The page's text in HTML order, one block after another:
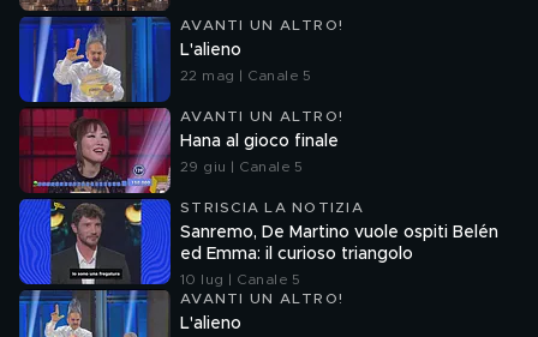
AVANTI UN ALTRO!
L'alieno
22 mag | Canale 5
AVANTI UN ALTRO!
Hana al gioco finale
29 giu | Canale 5
STRISCIA LA NOTIZIA
Sanremo, De Martino vuole ospiti Belén
ed Emma: il curioso triangolo
10 lug | Canale 5
AVANTI UN ALTRO!
L'alieno